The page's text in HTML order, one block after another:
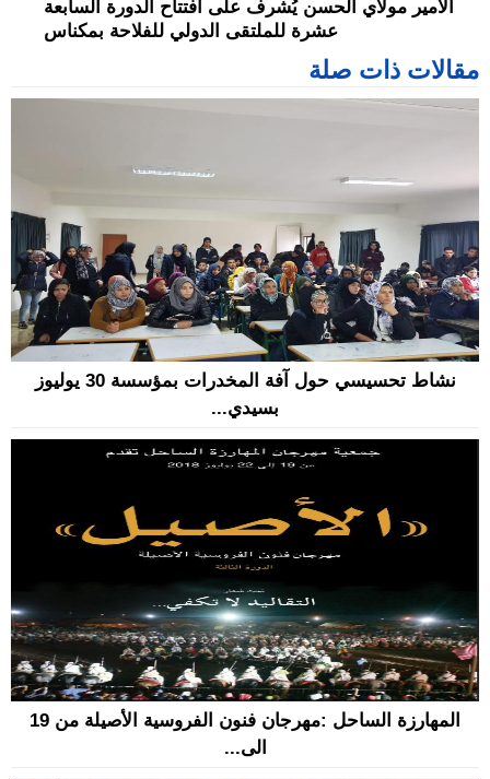
الأمير مولاي الحسن يُشرف على افتتاح الدورة السابعة
عشرة للملتقى الدولي للفلاحة بمكناس
مقالات ذات صلة
نشاط تحسيسي حول آفة المخدرات بمؤسسة 30 يوليوز
بسيدي...
المهارزة الساحل :مهرجان فنون الفروسية الأصيلة من 19
الى...